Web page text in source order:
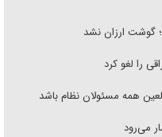
را لغو کرد
همه مسئولان نظام باشد
می‌رود